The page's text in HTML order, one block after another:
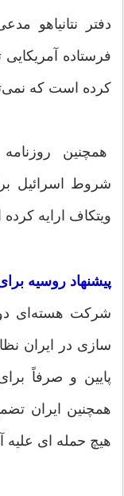
دفتر نتانیاهو
فرستاده آمریکایی
کرده است که
همچنین
شروط اسرائیل
ویتکاف ارایه
پیشنهاد روسیه
شرکت هسته‌ای
سازی در ایران
پایین و صرفاً
همچنین ایران
هیچ حمله ای علیه